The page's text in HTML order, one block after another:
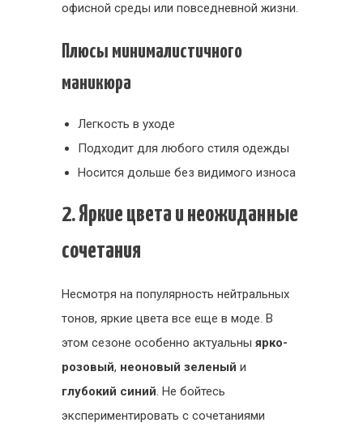
офисной среды или повседневной жизни.
Плюсы минималистичного
маникюра
Легкость в уходе
Подходит для любого стиля одежды
Носится дольше без видимого износа
2. Яркие цвета и неожиданные
сочетания
Несмотря на популярность нейтральных
тонов, яркие цвета все еще в моде. В
этом сезоне особенно актуальны ярко-
розовый, неоновый зеленый и
глубокий синий. Не бойтесь
экспериментировать с сочетаниями